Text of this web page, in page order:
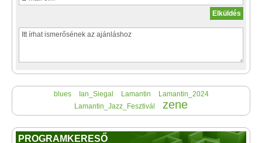
blues Ian_Siegal Lamantin
Lamantin_2024
Lamantin_Jazz_Fesztivál
zene
PROGRAMKERESŐ